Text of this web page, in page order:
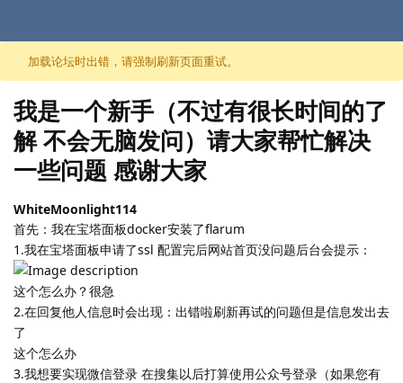
跳至内容
加载论坛时出错，请强制刷新页面重试。
我是一个新手（不过有很长时间的了
解 不会无脑发问）请大家帮忙解决
一些问题 感谢大家
WhiteMoonlight114
首先：我在宝塔面板docker安装了flarum
1.我在宝塔面板申请了ssl 配置完后网站首页没问题后台会提示：
这个怎么办？很急
2.在回复他人信息时会出现：出错啦刷新再试的问题但是信息发出去
了
这个怎么办
3.我想要实现微信登录 在搜集以后打算使用公众号登录（如果您有